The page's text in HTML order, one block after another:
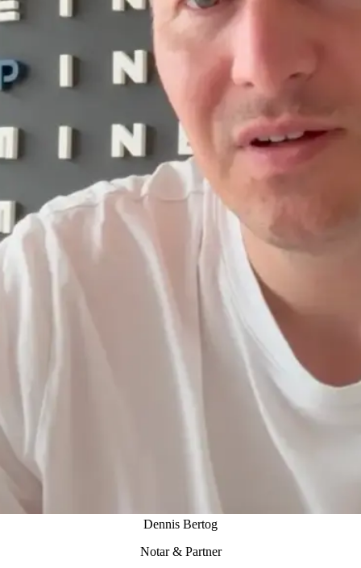
Dennis Bertog
Notar & Partner